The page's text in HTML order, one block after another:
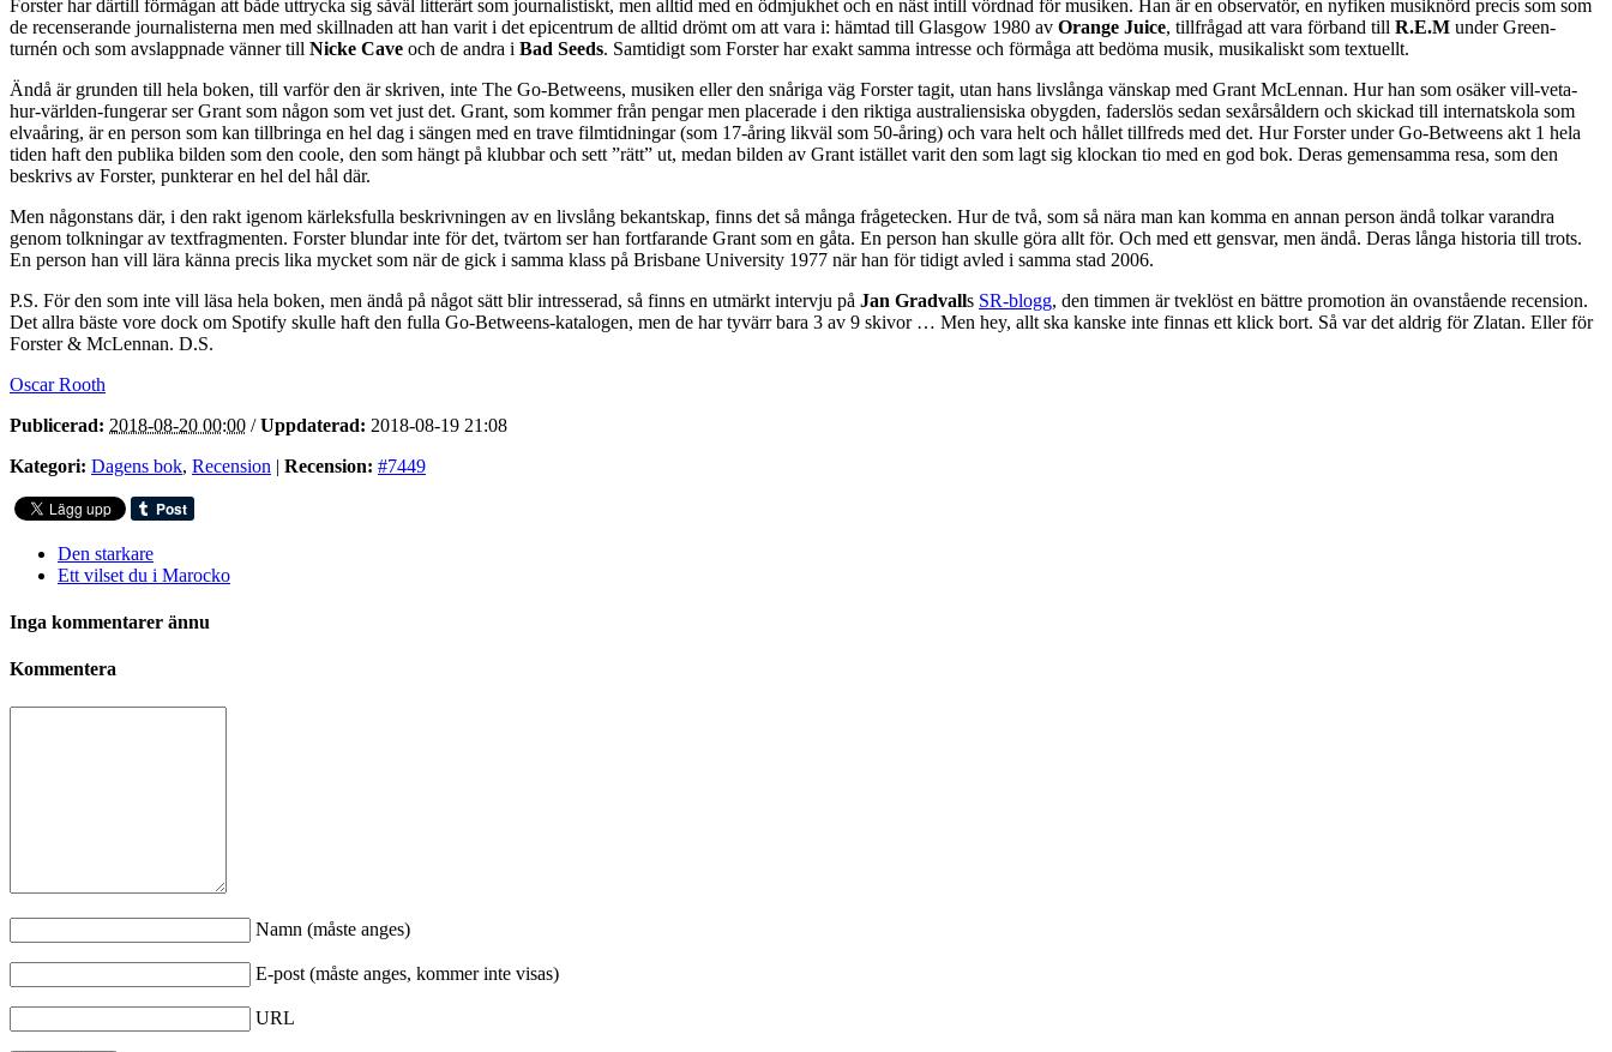
Forster har därtill förmågan att både uttrycka sig såväl litterärt som journalistiskt, men alltid med en ödmjukhet och en näst intill vördnad för musiken. Han är en observatör, en nyfiken musiknörd precis som som
de recenserande journalisterna men med skillnaden att han varit i det epicentrum de alltid drömt om att vara i: hämtad till Glasgow 1980 av Orange Juice, tillfrågad att vara förband till R.E.M under Green-
turnén och som avslappnade vänner till Nicke Cave och de andra i Bad Seeds. Samtidigt som Forster har exakt samma intresse och förmåga att bedöma musik, musikaliskt som textuellt.
Ändå är grunden till hela boken, till varför den är skriven, inte The Go-Betweens, musiken eller den snåriga väg Forster tagit, utan hans livslånga vänskap med Grant McLennan. Hur han som osäker vill-veta-
hur-världen-fungerar ser Grant som någon som vet just det. Grant, som kommer från pengar men placerade i den riktiga australiensiska obygden, faderslös sedan sexårsåldern och skickad till internatskola som
elvaåring, är en person som kan tillbringa en hel dag i sängen med en trave filmtidningar (som 17-åring likväl som 50-åring) och vara helt och hållet tillfreds med det. Hur Forster under Go-Betweens akt 1 hela
tiden haft den publika bilden som den coole, den som hängt på klubbar och sett ”rätt” ut, medan bilden av Grant istället varit den som lagt sig klockan tio med en god bok. Deras gemensamma resa, som den
beskrivs av Forster, punkterar en hel del hål där.
Men någonstans där, i den rakt igenom kärleksfulla beskrivningen av en livslång bekantskap, finns det så många frågetecken. Hur de två, som så nära man kan komma en annan person ändå tolkar varandra
genom tolkningar av textfragmenten. Forster blundar inte för det, tvärtom ser han fortfarande Grant som en gåta. En person han skulle göra allt för. Och med ett gensvar, men ändå. Deras långa historia till trots.
En person han vill lära känna precis lika mycket som när de gick i samma klass på Brisbane University 1977 när han för tidigt avled i samma stad 2006.
P.S. För den som inte vill läsa hela boken, men ändå på något sätt blir intresserad, så finns en utmärkt intervju på Jan Gradvalls SR-blogg, den timmen är tveklöst en bättre promotion än ovanstående recension.
Det allra bäste vore dock om Spotify skulle haft den fulla Go-Betweens-katalogen, men de har tyvärr bara 3 av 9 skivor … Men hey, allt ska kanske inte finnas ett klick bort. Så var det aldrig för Zlatan. Eller för
Forster & McLennan. D.S.
Oscar Rooth
Publicerad: 2018-08-20 00:00 /Uppdaterad: 2018-08-19 21:08
Kategori: Dagens bok, Recension | Recension: #7449
Den starkare
Ett vilset du i Marocko
Inga kommentarer ännu
Kommentera
Namn (måste anges)
E-post (måste anges, kommer inte visas)
URL